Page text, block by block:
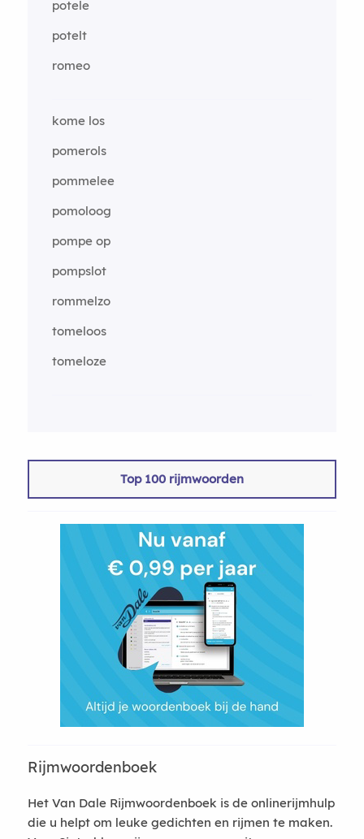
potele
potelt
romeo
kome los
pomerols
pommelee
pomoloog
pompe op
pompslot
rommelzo
tomeloos
tomeloze
Top 100 rijmwoorden
Rijmwoordenboek
Het Van Dale Rijmwoordenboek is de onlinerijmhulp
die u helpt om leuke gedichten en rijmen te maken.